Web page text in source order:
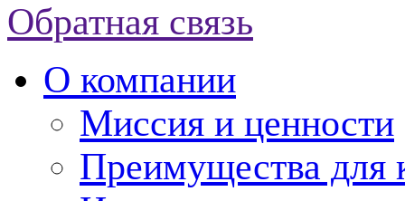
Обратная связь
О компании
Миссия и ценности
Преимущества для